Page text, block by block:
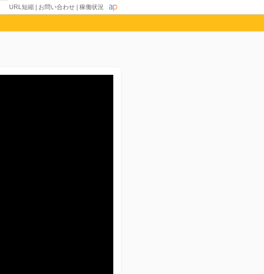
URL短縮 お問い合わせ 稼働状況